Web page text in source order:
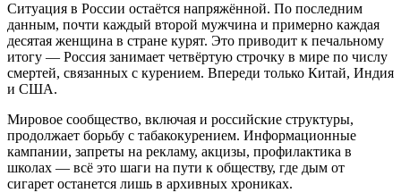
Ситуация в России остаётся напряжённой. По последним
данным, почти каждый второй мужчина и примерно каждая
десятая женщина в стране курят. Это приводит к печальному
итогу — Россия занимает четвёртую строчку в мире по числу
смертей, связанных с курением. Впереди только Китай, Индия
и США.
Мировое сообщество, включая и российские структуры,
продолжает борьбу с табакокурением. Информационные
кампании, запреты на рекламу, акцизы, профилактика в
школах — всё это шаги на пути к обществу, где дым от
сигарет останется лишь в архивных хрониках.